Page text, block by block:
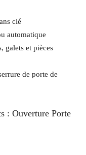
clé
automatique
galets et pièces
de porte de
: Ouverture Porte